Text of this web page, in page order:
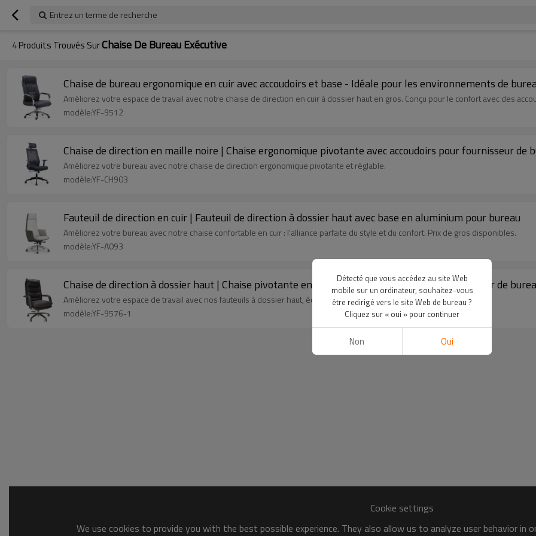
Entrez un terme de recherche
4Produits Trouvés SurChaise De Bureau Exécutive
Chaise de bureau ergonomique en cuir avec accoudoirs et base - Idéale pour les environnements de
Améliorez votre espace de travail avec notre chaise de direction en cuir à dossier haut en gros. Conçu pour le confort avec des
modèle:YF-9512
Chaise de direction en maille noire | Chaise ergonomique pivotante avec accoudoirs pour fournisseur de
Améliorez votre bureau avec notre chaise de direction ergonomique pivotante et réglable.
modèle:YF-CH903
Fauteuil de direction en cuir | Fauteuil de direction à dossier haut avec base en aluminium pour bureau
Améliorez votre bureau avec notre chaise confortable en cuir : l'alliance parfaite du style et du confort. Prix de gros disponibles.
modèle:YF-A093
Chaise de direction à dossier haut | Chaise pivotante en cuir avec accoudoir fixe pour fournisseur de
Améliorez votre espace de travail avec nos fauteuils à dossier haut, équipés d'accoudoirs fixes pour un soutien optimal.
modèle:YF-9576-1
Cookie settings
We use cookies to provide you with the best possible experience. They also allow us to analyze user behavior
Détecté que vous accédez au site Web
mobile sur un ordinateur, souhaitez-vous
être redirigé vers le site Web de bureau ?
Cliquez sur « oui » pour continuer
Non Oui